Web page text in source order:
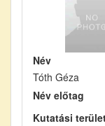
Név
Tóth Géza
Név előtag
Kutatási